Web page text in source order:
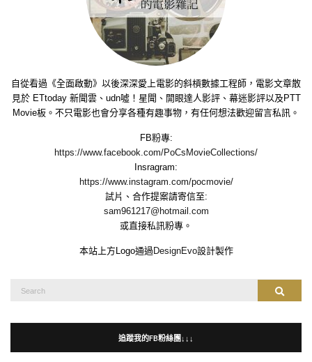
自從看過《全面啟動》以後深深愛上電影的斜槓數據工程師，電影文章散
見於 ETtoday 新聞雲、udn噓！星聞、開眼達人影評、幕迷影評以及PTT
Movie板。不只電影也會分享各種有趣事物，有任何想法歡迎留言私訊。
FB粉專:
https://www.facebook.com/PoCsMovieCollections/
Insragram:
https://www.instagram.com/pocmovie/
試片、合作提案請寄信至:
sam961217@hotmail.com
或直接私訊粉專。
本站上方Logo通過 DesignEvo設計製作
Search
Search
追蹤我的FB粉絲團↓↓↓